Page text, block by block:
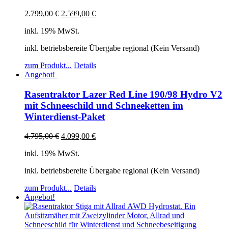
2.799,00€ 2.599,00 €
inkl. 19% MwSt.
inkl. betriebsbereite Übergabe regional (Kein Versand)
zum Produkt... Details
Angebot!
Rasentraktor Lazer Red Line 190/98 Hydro V2
mit Schneeschild und Schneeketten im
Winterdienst-Paket
4.795,00€ 4.099,00 €
inkl. 19% MwSt.
inkl. betriebsbereite Übergabe regional (Kein Versand)
zum Produkt... Details
Angebot!